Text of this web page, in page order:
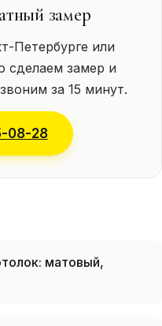
замер
Петербурге или
сделаем замер и
за 15 минут.
08-28
матовый,